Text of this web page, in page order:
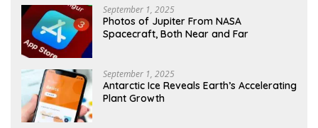
September 1, 2025
Photos of Jupiter From NASA
Spacecraft, Both Near and Far
September 1, 2025
Antarctic Ice Reveals Earth’s Accelerating
Plant Growth